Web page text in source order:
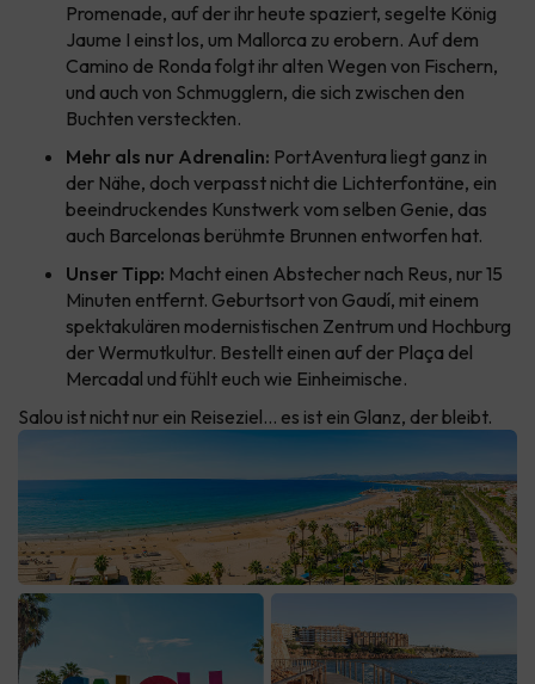
Promenade, auf der ihr heute spaziert, segelte König
Jaume I einst los, um Mallorca zu erobern. Auf dem
Camino de Ronda folgt ihr alten Wegen von Fischern,
und auch von Schmugglern, die sich zwischen den
Buchten versteckten.
Mehr als nur Adrenalin: PortAventura liegt ganz in
der Nähe, doch verpasst nicht die Lichterfontäne, ein
beeindruckendes Kunstwerk vom selben Genie, das
auch Barcelonas berühmte Brunnen entworfen hat.
Unser Tipp: Macht einen Abstecher nach Reus, nur 15
Minuten entfernt. Geburtsort von Gaudí, mit einem
spektakulären modernistischen Zentrum und Hochburg
der Wermutkultur. Bestellt einen auf der Plaça del
Mercadal und fühlt euch wie Einheimische.
Salou ist nicht nur ein Reiseziel… es ist ein Glanz, der bleibt.